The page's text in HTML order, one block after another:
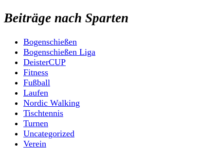
Beiträge nach Sparten
Bogenschießen
Bogenschießen Liga
DeisterCUP
Fitness
Fußball
Laufen
Nordic Walking
Tischtennis
Turnen
Uncategorized
Verein